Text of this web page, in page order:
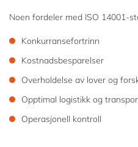
Noen fordeler med ISO 14001-
Konkurransefortrinn
Kostnadsbesparelser
Overholdelse av lover og
Opptimal logistikk og
Operasjonell kontroll